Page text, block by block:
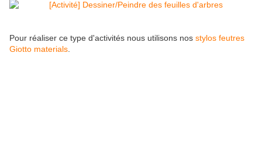
Pour réaliser ce type d'activités nous utilisons nos stylos feutres
Giotto materials